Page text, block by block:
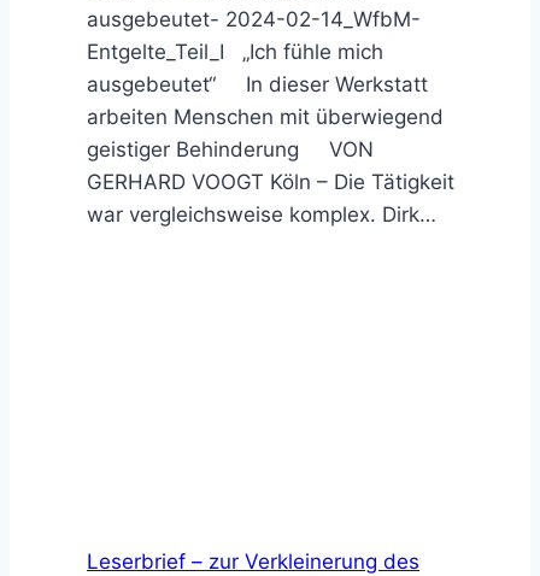
ausgebeutet- 2024-02-14_WfbM-
Entgelte_Teil_I „Ich fühle mich
ausgebeutet“ In dieser Werkstatt
arbeiten Menschen mit überwiegend
geistiger Behinderung VON
GERHARD VOOGT Köln – Die Tätigkeit
war vergleichsweise komplex. Dirk…
Leserbrief – zur Verkleinerung des